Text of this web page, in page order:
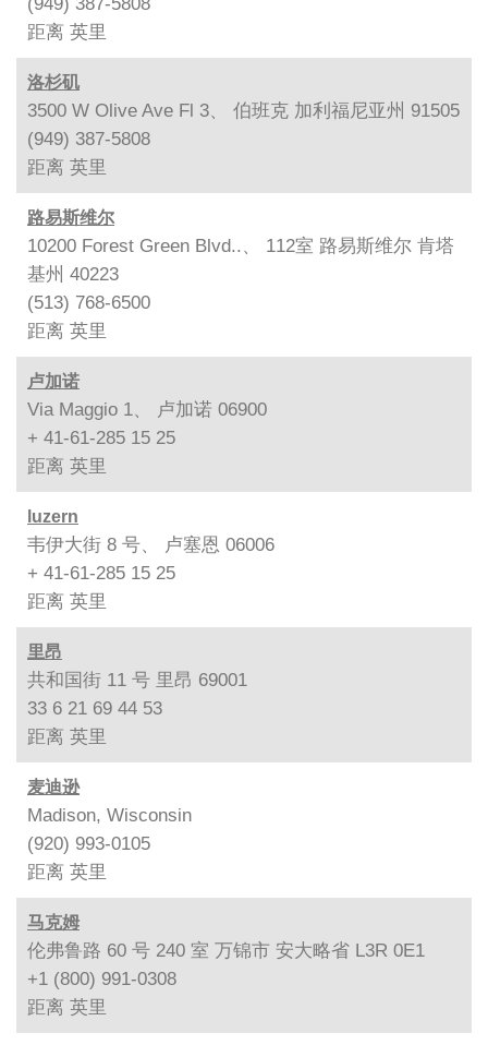
距离 英里
洛杉矶
3500 W Olive Ave Fl 3、 伯班克 加利福尼亚州 91505
(949) 387-5808
距离 英里
路易斯维尔
10200 Forest Green Blvd..、 112室 路易斯维尔 肯塔
基州 40223
(513) 768-6500
距离 英里
卢加诺
Via Maggio 1、 卢加诺 06900
+ 41-61-285 15 25
距离 英里
luzern
韦伊大街 8 号、 卢塞恩 06006
+ 41-61-285 15 25
距离 英里
里昂
共和国街 11 号 里昂 69001
33 6 21 69 44 53
距离 英里
麦迪逊
Madison, Wisconsin
(920) 993-0105
距离 英里
马克姆
伦弗鲁路 60 号 240 室 万锦市 安大略省 L3R 0E1
+1 (800) 991-0308
距离 英里